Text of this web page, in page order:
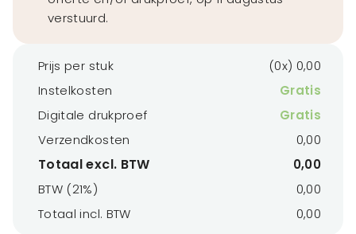
verstuurd.
Prijs per stuk
(0x) 0,00
Instelkosten
Gratis
Digitale drukproef
Gratis
Verzendkosten
0,00
Totaal excl. BTW
0,00
BTW (21%)
0,00
Totaal incl. BTW
0,00